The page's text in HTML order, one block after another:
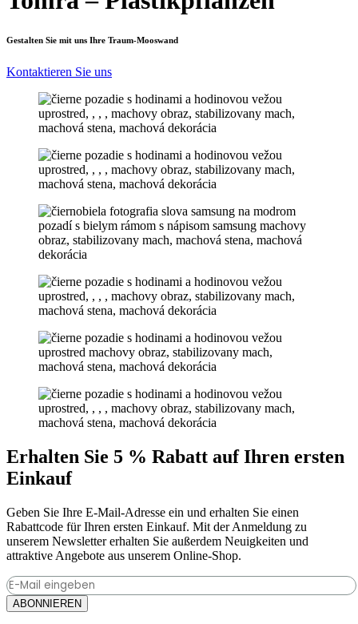
Gestalten Sie mit uns Ihre Traum-Mooswand
Kontaktieren Sie uns
Erhalten Sie 5 % Rabatt auf Ihren ersten
Einkauf
Geben Sie Ihre E-Mail-Adresse ein und erhalten Sie einen
Rabattcode für Ihren ersten Einkauf. Mit der Anmeldung zu
unserem Newsletter erhalten Sie außerdem Neuigkeiten und
attraktive Angebote aus unserem Online-Shop.
ABONNIEREN